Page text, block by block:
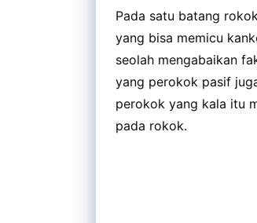
Pada satu batang
yang bisa memicu
seolah mengabaikan
yang perokok pasif
perokok yang kala itu
pada rokok.